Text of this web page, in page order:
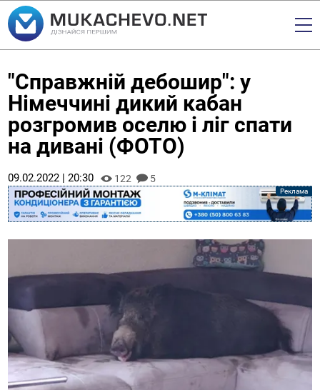
"Справжній дебошир": у
Німеччині дикий кабан
розгромив оселю і ліг спати
на дивані (ФОТО)
09.02.2022 | 20:30 122 5